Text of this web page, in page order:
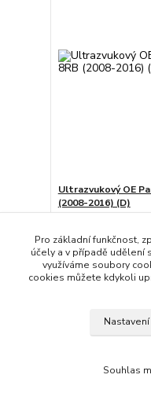
Ultrazvukový OE
(2008-2016) (D)
198 Kčbez DPH
Pro základní funkčnost,
účely a v případě udělení
využíváme soubory
cookies můžete kdykoli
Nastavení
Souhlas